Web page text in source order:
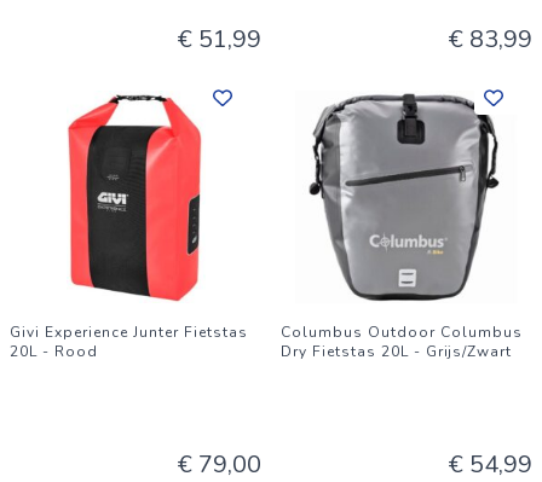
€ 51,99 € 83,99
Givi Experience Junter Fietstas
20L - Rood
€ 79,00
Columbus Outdoor Columbus
Dry Fietstas 20L - Grijs/Zwart
€ 54,99